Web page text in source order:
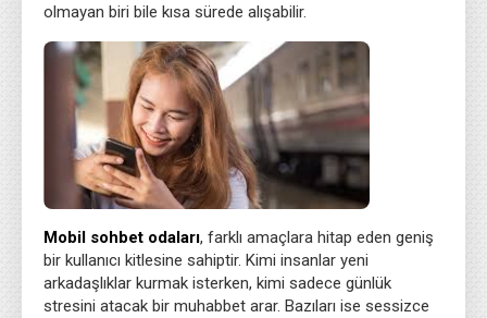
olmayan biri bile kısa sürede alışabilir.
Mobil sohbet odaları, farklı amaçlara hitap eden geniş
bir kullanıcı kitlesine sahiptir. Kimi insanlar yeni
arkadaşlıklar kurmak isterken, kimi sadece günlük
stresini atacak bir muhabbet arar. Bazıları ise sessizce